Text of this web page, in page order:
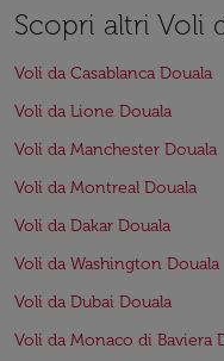
Scopri altri Voli
Voli da Casablanca Douala
Voli da Lione Douala
Voli da Manchester Douala
Voli da Montreal Douala
Voli da Dakar Douala
Voli da Washington Douala
Voli da Dubai Douala
Voli da Monaco di Baviera